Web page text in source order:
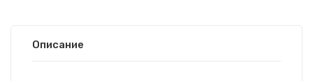
Описание